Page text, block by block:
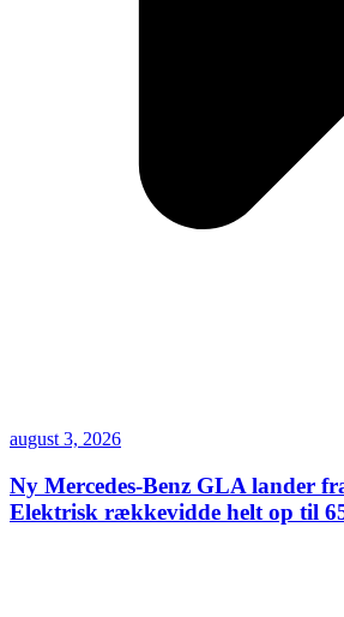
august 3, 2026
Ny Mercedes-Benz GLA lander
Elektrisk rækkevidde helt op til